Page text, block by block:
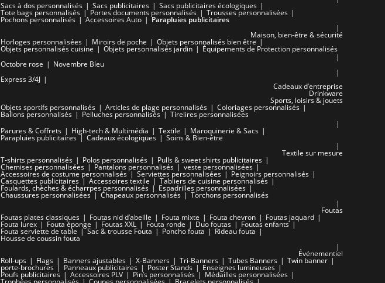
Sacs à dos personnalisés
Sacs publicitaires Sacs publicitaires écologiques
Tote bags personnalisés Portes documents personnalisés Trousses personnalisées
Pochons personnalisés Accessoires Auto
Parapluies publicitaires
Maison, bien-être & sécurité
Horloges personnalisées Miroirs de poche Objets personnalisés bien être
Objets personnalisés cuisine Objets personnalisés jardin
Équipements de Protection personnalisés
Octobre rose
Novembre Bleu
Express 3/4J
Cadeaux d’entreprise
Drinkware
Sports, loisirs & jouets
Objets sportifs personnalisés Articles de plage personnalisés Coloriages personnalisés
Ballons personnalisés Pelluches personnalisés
Tirelires personnalisées
Parures & Coffrets
High-tech & Multimédia Textile Maroquinerie & Sacs
Parapluies publicitaires Cadeaux écologiques
Soins & Bien-être
Textile sur mesure
T-shirts personnalisés Polos personnalisés Pulls & sweet shirts publicitaires
Chemises personnalisées Pantalons personnalisés veste personnalisées
Accessoires de costume personnalisés Serviettes personnalisées Peignoirs personnalisés
Casquettes publicitaires Accessoires textile Tabliers de cuisine personnalisés
Foulards, chèches & écharrpes personnalisés Espadrilles personnalisées
Chaussures personnalisées Chapeaux personnalisés
Torchons personnalisés
Foutas
Foutas plates classiques Foutas nid d’abeille Fouta mixte Fouta chevron Foutas jaquard
Fouta lurex Fouta éponge Foutas XXL Fouta ronde Duo foutas Foutas enfants
Fouta serviette de table Sac & trousse Fouta Poncho fouta Rideau fouta
Housse de coussin fouta
Événementiel
Roll-ups Flags Banners ajustables X-Banners Tri-Banners Tubes Banners Twin banner
porte-brochures Panneaux publicitaires Poster Stands Enseignes lumineuses
Poufs publicitaires Accessoires PLV Pin’s personnalisés Médailles personnalisées